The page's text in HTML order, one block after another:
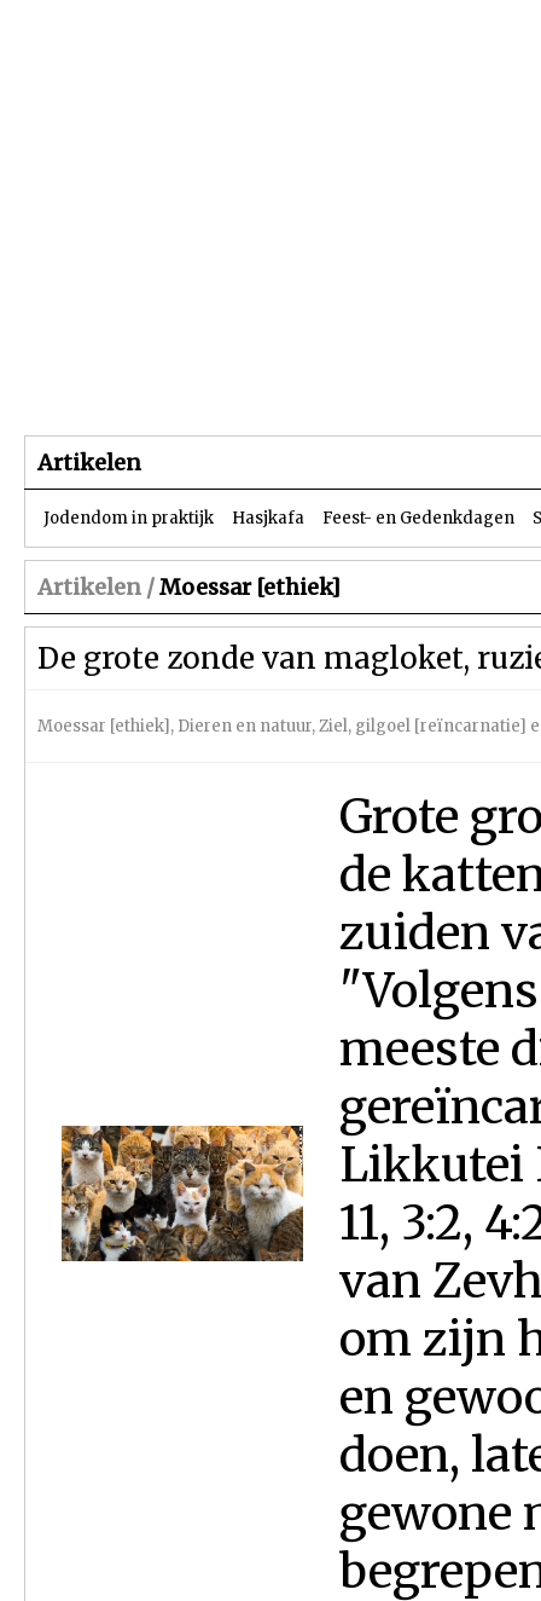
Artikelen
Jodendom in praktijk Hasjkafa Feest- en Gedenkdagen
Artikelen /Moessar [ethiek]
De grote zonde van magloket,
Moessar [ethiek], Dieren en natuur,Ziel, gilgoel [reïncarnatie]
Grote
de
zuiden
meeste
Likkutei
11, 3:2,
van
om zijn
en
doen,
gewone